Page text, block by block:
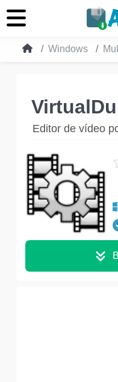
Windows
Editor de vídeo